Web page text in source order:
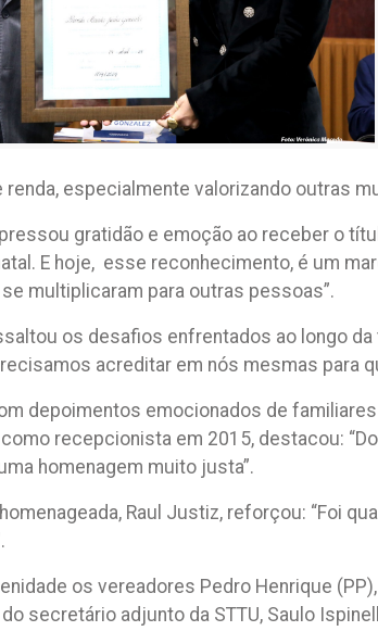
renda, especialmente valorizando outras
gratidão e emoção ao receber o
E hoje, esse reconhecimento, é um
multiplicaram para outras pessoas”.
os desafios enfrentados ao longo
acreditar em nós mesmas para
depoimentos emocionados de
recepcionista em 2015, destacou:
homenagem muito justa”.
Raul Justiz, reforçou: “Foi
os vereadores Pedro Henrique
do secretário adjunto da STTU, Saulo